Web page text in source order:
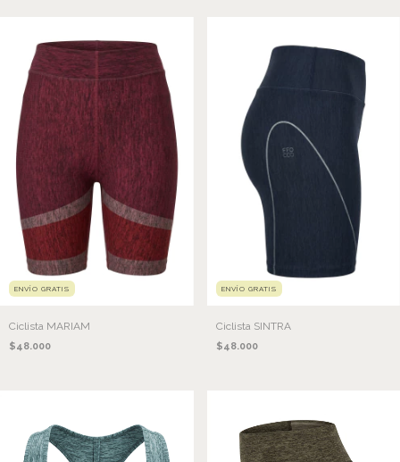
ENVÍO GRATIS
Ciclista MARIAM
$48.000
ENVÍO GRATIS
Ciclista SINTRA
$48.000